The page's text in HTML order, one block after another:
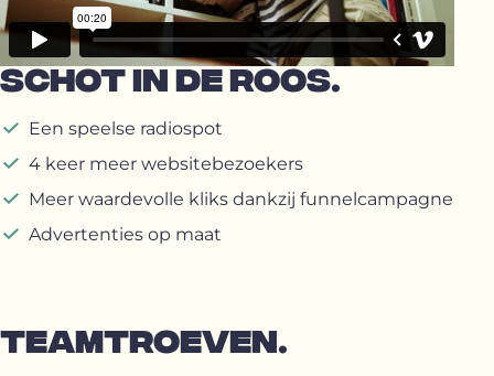
SCHOT IN DE ROOS.
Een speelse radiospot
4 keer meer websitebezoekers
Meer waardevolle kliks dankzij funnelcampagne
Advertenties op maat
TEAMTROEVEN.